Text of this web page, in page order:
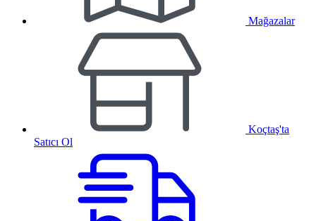
Mağazalar
Koçtaş'ta
Satıcı Ol